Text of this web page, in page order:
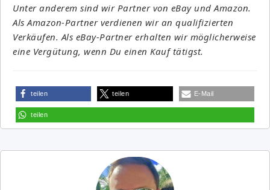
Unter anderem sind wir Partner von eBay und Amazon.
Als Amazon-Partner verdienen wir an qualifizierten
Verkäufen. Als eBay-Partner erhalten wir möglicherweise
eine Vergütung, wenn Du einen Kauf tätigst.
teilen teilen E-Mail
teilen